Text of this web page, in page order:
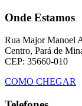
Onde Estamos
Rua Major Manoel
Centro, Pará de
CEP: 35660-010
COMO CHEGAR